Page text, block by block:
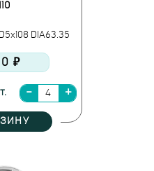
DIA63.35
₽